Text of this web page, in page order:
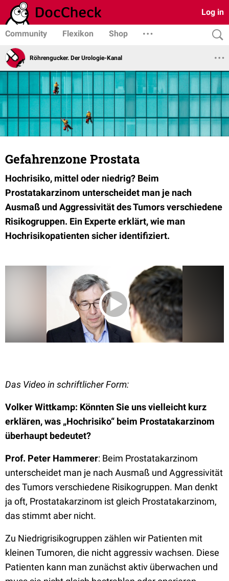
Log in
Community Flexikon Shop
Röhrengucker. Der Urologie-Kanal
Gefahrenzone Prostata
Hochrisiko, mittel oder niedrig? Beim
Prostatakarzinom unterscheidet man je nach
Ausmaß und Aggressivität des Tumors verschiedene
Risikogruppen. Ein Experte erklärt, wie man
Hochrisikopatienten sicher identifiziert.
Das Video in schriftlicher Form:
Volker Wittkamp: Könnten Sie uns vielleicht kurz
erklären, was „Hochrisiko“ beim Prostatakarzinom
überhaupt bedeutet?
Prof. Peter Hammerer: Beim Prostatakarzinom
unterscheidet man je nach Ausmaß und Aggressivität
des Tumors verschiedene Risikogruppen. Man denkt
ja oft, Prostatakarzinom ist gleich Prostatakarzinom,
das stimmt aber nicht.
Zu Niedrigrisikogruppen zählen wir Patienten mit
kleinen Tumoren, die nicht aggressiv wachsen. Diese
Patienten kann man zunächst aktiv überwachen und